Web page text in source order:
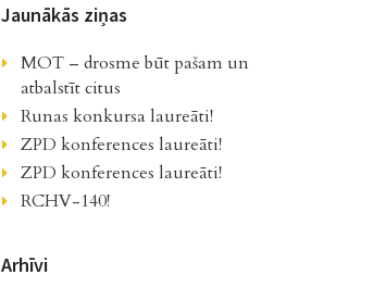
Jaunākās ziņas
MOT – drosme būt pašam un
atbalstīt citus
Runas konkursa laureāti!
ZPD konferences laureāti!
ZPD konferences laureāti!
RCHV-140!
Arhīvi